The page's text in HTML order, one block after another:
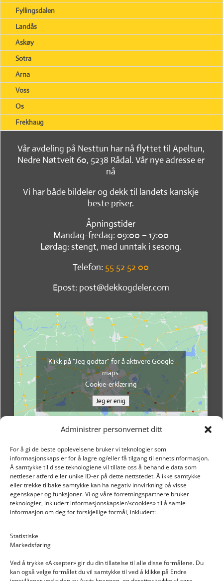
Administrer personvernet ditt
For å gi de beste opplevelsene bruker vi teknologier som
informasjonskapsler for å lagre og/eller få tilgang til enhetsinformasjon.
Å samtykke til disse teknologiene vil tillate oss å behandle data som
nettleser atferd eller unike ID-er på dette nettstedet. Å ikke samtykke
eller trekke tilbake samtykke kan ha negativ innvirkning på visse
egenskaper og funksjoner. Vi og våre forretningspartnere bruker
teknologier, inkludert informasjonskapsler/«cookies» til å samle
informasjon om deg for forskjellige formål, inkludert:
Statistiske
Markedsføring
Ved å trykke «Aksepter» gir du din tillatelse til alle disse formålene. Du
kan også velge formålet du vil samtykke til ved å klikke på Endre
Fyllingsdalen
Landås
Askøy
Sotra
Arna
Voss
Os
Frekhaug
Vår avdeling på Nesttun har nå flyttet til Apeltun,
Nedre Nøttveit 60, 5238 Rådal. Vår nye adresse er
nå
Vi har både bildeler og dekk til landets kanskje
beste priser.
Åpningstider
Mandag-fredag: 09:00 – 17:00
Lørdag: stengt, med unntak i sesong.
Telefon: 55 52 52 00
Epost: post@dekkogdeler.com
Klikk på "Jeg godtar" for å aktivere Google
maps
Cookie-erklæring
Jeg er enig